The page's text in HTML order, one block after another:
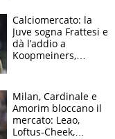
solo 1,4 milioni
all'anno
Calciomercato: la
Juve sogna Frattesi e
dà l’addio a
Koopmeiners,
scatenata
Milan, Cardinale e
Amorim bloccano il
mercato: Leao,
Loftus-Cheek,